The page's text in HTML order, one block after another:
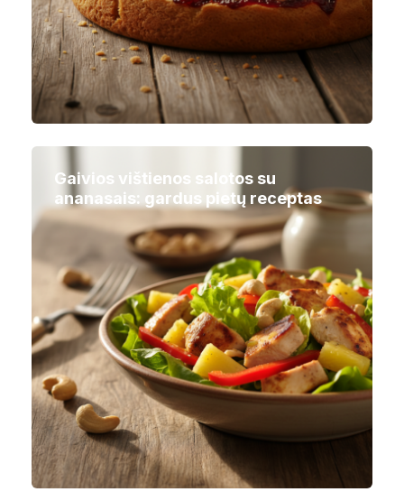
Gaivios vištienos salotos su
ananasais: gardus pietų receptas